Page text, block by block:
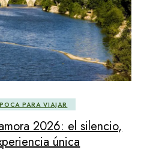
PARA VIAJAR
2026: el silencio,
única